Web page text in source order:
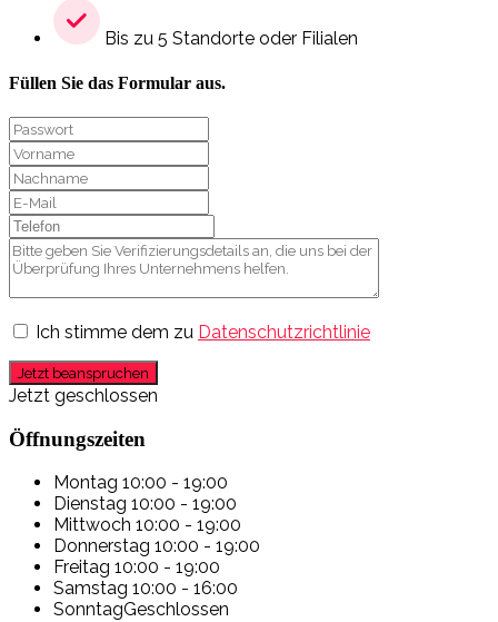
Bis zu 5 Standorte oder Filialen
Füllen Sie das Formular aus.
Ich stimme dem zu Datenschutzrichtlinie
Jetzt beanspruchen
Jetzt geschlossen
Öffnungszeiten
Montag 10:00 - 19:00
Dienstag 10:00 - 19:00
Mittwoch 10:00 - 19:00
Donnerstag 10:00 - 19:00
Freitag 10:00 - 19:00
Samstag 10:00 - 16:00
SonntagGeschlossen